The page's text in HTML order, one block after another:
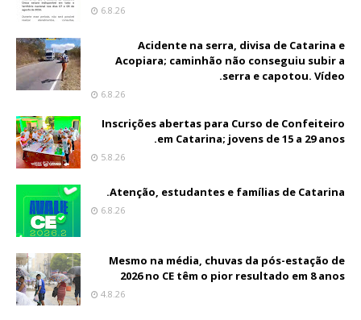
6.8.26
Acidente na serra, divisa de Catarina e
Acopiara; caminhão não conseguiu subir a
serra e capotou. Vídeo.
6.8.26
Inscrições abertas para Curso de Confeiteiro
em Catarina; jovens de 15 a 29 anos.
5.8.26
Atenção, estudantes e famílias de Catarina.
6.8.26
Mesmo na média, chuvas da pós-estação de
2026 no CE têm o pior resultado em 8 anos
4.8.26